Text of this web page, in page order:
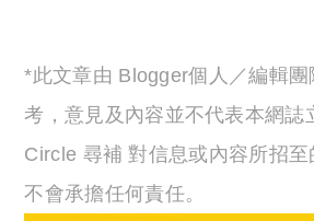
*此文章由 Blogger個人／編輯
考，意見及內容並不代表本網誌
Circle 尋補 對信息或內容所招至
不會承擔任何責任。